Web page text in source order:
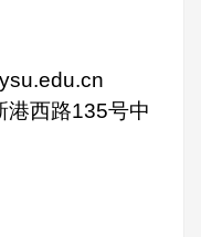
西路135号中